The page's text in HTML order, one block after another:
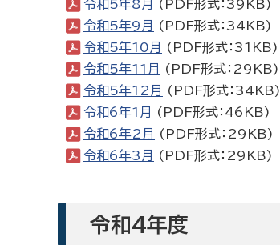
令和5年8月
(PDF形式：39KB)
令和5年9月
(PDF形式：34KB)
令和5年10月
(PDF形式：31KB)
令和5年11月
(PDF形式：29KB)
令和5年12月
(PDF形式：34KB)
令和6年1月
(PDF形式：46KB)
令和6年2月
(PDF形式：29KB)
令和6年3月
(PDF形式：29KB)
令和4年度